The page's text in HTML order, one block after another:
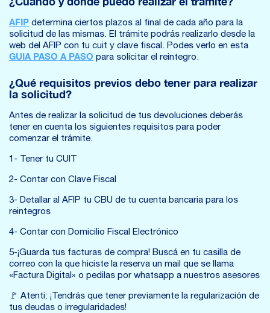
AFIP determina ciertos plazos al final de cada año para la
solicitud de las mismas. El trámite podrás realizarlo desde la
web del AFIP con tu cuit y clave fiscal. Podes verlo en esta
GUIA PASO A PASO para solicitar el reintegro.
¿Qué requisitos previos debo tener para realizar
la solicitud?
Antes de realizar la solicitud de tus devoluciones deberás
tener en cuenta los siguientes requisitos para poder
comenzar el trámite.
1- Tener tu CUIT
2- Contar con Clave Fiscal
3- Detallar al AFIP tu CBU de tu cuenta bancaria para los
reintegros
4- Contar con Domicilio Fiscal Electrónico
5-¡Guarda tus facturas de compra! Buscá en tu casilla de
correo con la que hiciste la reserva un mail que se llama
«Factura Digital» o pedilas por whatsapp a nuestros asesores
🚩 Atenti: ¡Tendrás que tener previamente la regularización de
tus deudas o irregularidades!